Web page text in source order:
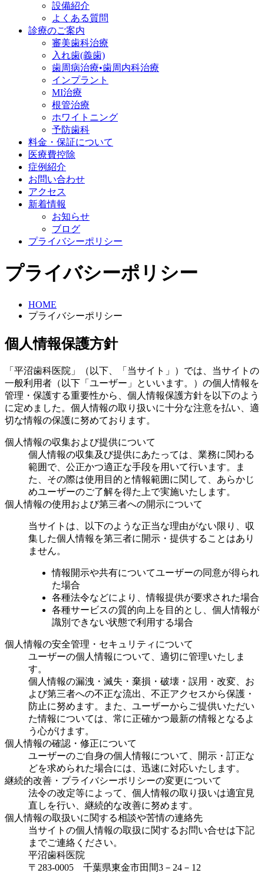
設備紹介
よくある質問
診療のご案内
審美歯科治療
入れ歯(義歯)
歯周病治療•歯周内科治療
インプラント
MI治療
根管治療
ホワイトニング
予防歯科
料金・保証について
医療費控除
症例紹介
お問い合わせ
アクセス
新着情報
お知らせ
ブログ
プライバシーポリシー
プライバシーポリシー
HOME
プライバシーポリシー
個人情報保護方針
「平沼歯科医院」（以下、「当サイト」）では、当サイトの
一般利用者（以下「ユーザー」といいます。）の個人情報を
管理・保護する重要性から、個人情報保護方針を以下のよう
に定めました。個人情報の取り扱いに十分な注意を払い、適
切な情報の保護に努めております。
個人情報の収集および提供について
個人情報の収集及び提供にあたっては、業務に関わる
範囲で、公正かつ適正な手段を用いて行います。ま
た、その際は使用目的と情報範囲に関して、あらかじ
めユーザーのご了解を得た上で実施いたします。
個人情報の使用および第三者への開示について
当サイトは、以下のような正当な理由がない限り、収
集した個人情報を第三者に開示・提供することはあり
ません。
情報開示や共有についてユーザーの同意が得られ
た場合
各種法令などにより、情報提供が要求された場合
各種サービスの質的向上を目的とし、個人情報が
識別できない状態で利用する場合
個人情報の安全管理・セキュリティについて
ユーザーの個人情報について、適切に管理いたしま
す。
個人情報の漏洩・滅失・棄損・破壊・誤用・改変、お
よび第三者への不正な流出、不正アクセスから保護・
防止に努めます。また、ユーザーからご提供いただい
た情報については、常に正確かつ最新の情報となるよ
う心がけます。
個人情報の確認・修正について
ユーザーのご自身の個人情報について、開示・訂正な
どを求められた場合には、迅速に対応いたします。
継続的改善・プライバシーポリシーの変更について
法令の改定等によって、個人情報の取り扱いは適宜見
直しを行い、継続的な改善に努めます。
個人情報の取扱いに関する相談や苦情の連絡先
当サイトの個人情報の取扱に関するお問い合せは下記
までご連絡ください。
平沼歯科医院
〒283-0005 千葉県東金市田間3－24－12